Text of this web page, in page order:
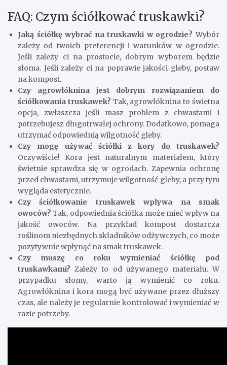
FAQ: Czym ściółkować truskawki?
Jaką ściółkę wybrać na truskawki w ogrodzie? Wybór
zależy od twoich preferencji i warunków w ogrodzie.
Jeśli zależy ci na prostocie, dobrym wyborem będzie
słoma. Jeśli zależy ci na poprawie jakości gleby, postaw
na kompost.
Czy agrowłóknina jest dobrym rozwiązaniem do
ściółkowania truskawek? Tak, agrowłóknina to świetna
opcja, zwłaszcza jeśli masz problem z chwastami i
potrzebujesz długotrwałej ochrony. Dodatkowo, pomaga
utrzymać odpowiednią wilgotność gleby.
Czy mogę używać ściółki z kory do truskawek?
Oczywiście! Kora jest naturalnym materiałem, który
świetnie sprawdza się w ogrodach. Zapewnia ochronę
przed chwastami, utrzymuje wilgotność gleby, a przy tym
wygląda estetycznie.
Czy ściółkowanie truskawek wpływa na smak
owoców? Tak, odpowiednia ściółka może mieć wpływ na
jakość owoców. Na przykład kompost dostarcza
roślinom niezbędnych składników odżywczych, co może
pozytywnie wpłynąć na smak truskawek.
Czy muszę co roku wymieniać ściółkę pod
truskawkami? Zależy to od używanego materiału. W
przypadku słomy, warto ją wymienić co roku.
Agrowłóknina i kora mogą być używane przez dłuższy
czas, ale należy je regularnie kontrolować i wymieniać w
razie potrzeby.